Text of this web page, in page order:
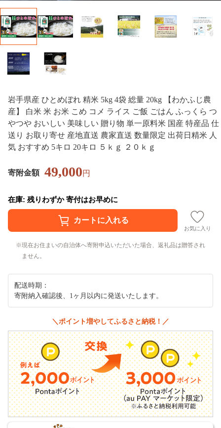
岩手県産 ひとめぼれ 精米 5kg 4袋 総量 20kg 【わかふじ農
産】 白米 米 お米 こめ コメ ライス ご飯 ごはん ふっくら つ
やつや おいしい 美味しい 贈り物 単一原料米 国産 特産品 仕
送り お取り寄せ 産地直送 農家直送 数量限定 出荷日精米 人
気 おすすめ 5キロ 20キロ ５ｋｇ ２０ｋｇ
寄附金額 49,000円
在庫: 残りわずか 寄付はお早めに
お気に入り
現在お住まいの自治体へ寄附申込いただいた場合、返礼品は贈答され
ません。
配送時期：
寄附納入確認後、1ヶ月以内に発送いたします。
＼ポイント増やしてふるさと納税！／